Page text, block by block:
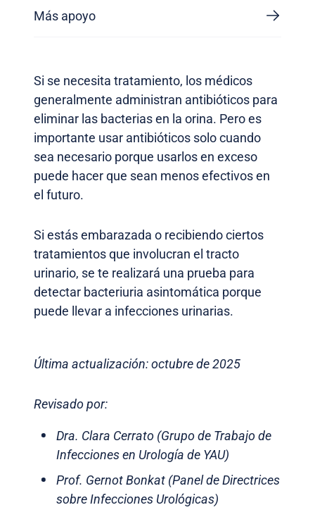
Más apoyo
Si se necesita tratamiento, los médicos
generalmente administran antibióticos para
eliminar las bacterias en la orina. Pero es
importante usar antibióticos solo cuando
sea necesario porque usarlos en exceso
puede hacer que sean menos efectivos en
el futuro.
Si estás embarazada o recibiendo ciertos
tratamientos que involucran el tracto
urinario, se te realizará una prueba para
detectar bacteriuria asintomática porque
puede llevar a infecciones urinarias.
Última actualización: octubre de 2025
Revisado por:
Dra. Clara Cerrato (Grupo de Trabajo de
Infecciones en Urología de YAU)
Prof. Gernot Bonkat (Panel de Directrices
sobre Infecciones Urológicas)